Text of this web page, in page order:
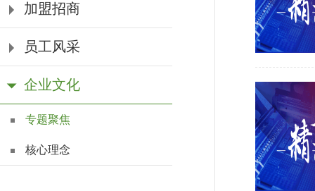
加盟招商
员工风采
企业文化
专题聚焦
核心理念